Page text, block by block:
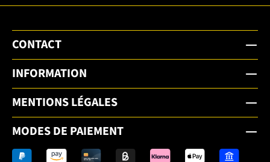
CONTACT
INFORMATION
MENTIONS LÉGALES
MODES DE PAIEMENT